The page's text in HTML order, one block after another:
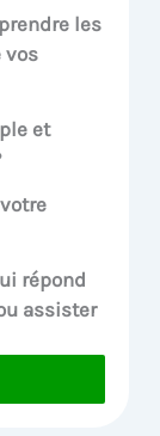
les
vos
et
répond
assister